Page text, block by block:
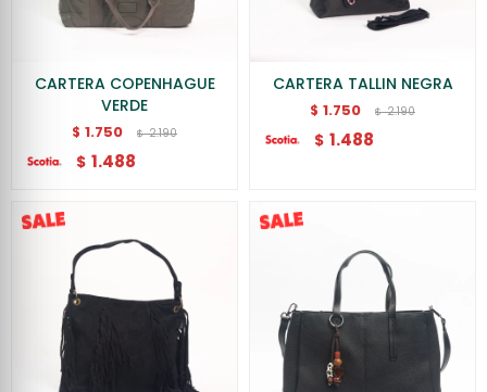
CARTERA COPENHAGUE
VERDE
$ 1.750 $ 2.190
$ 1.488
CARTERA TALLIN NEGRA
$ 1.750 $ 2.190
$ 1.488